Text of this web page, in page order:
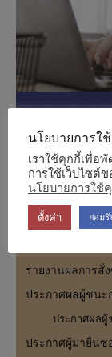
ร่างประกาศเชิญ
อิเล็กทรอนิกส์)
รายงานผลการสั่
ประกาศผลผู้ชนะ
ประกาศผลผู้
ประกาศผู้มายื่นซ
นโยบายการใ
เราใช้คุกกี้เพื่อ
การใช้เว็บไซต์
นโยบายการใช้
ตั้งค่า ยอม